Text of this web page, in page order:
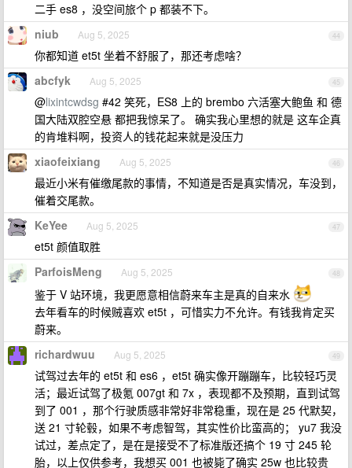
二手 es8 ，没空间旅个 p 都装不下。
44
niub Aug 5, 2025
你都知道 et5t 坐着不舒服了，那还考虑啥？
45
abcfyk Aug 5, 2025
@lixintcwdsg #42 笑死，ES8 上的 brembo 六活塞大鲍鱼 和 德
国大陆双腔空悬 都把我惊呆了。 确实我心里想的就是 这车企真
的肯堆料啊，投资人的钱花起来就是没压力
46
xiaofeixiang Aug 5, 2025
最近小米有催缴尾款的事情，不知道是否是真实情况，车没到，
催着交尾款。
47
KeYee Aug 5, 2025
et5t 颜值取胜
48
ParfoisMeng Aug 5, 2025
鉴于 V 站环境，我更愿意相信蔚来车主是真的自来水
去年看车的时候贼喜欢 et5t ，可惜实力不允许。有钱我肯定买
蔚来。
49
richardwuu Aug 5, 2025
试驾过去年的 et5t 和 es6 ，et5t 确实像开蹦蹦车，比较轻巧灵
活；最近试驾了极氪 007gt 和 7x ，表现都不及预期，直到试驾
到了 001 ，那个行驶质感非常好非常稳重，现在是 25 代默契，
送 21 寸轮毂，如果不考虑智驾，其实性价比蛮高的； yu7 我没
试过，差点定了，是在是接受不了标准版还搞个 19 寸 245 轮
胎，以上仅供参考，我想买 001 也被毙了确实 25w 也比较贵